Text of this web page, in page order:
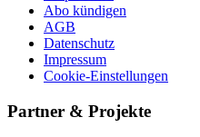
Abo kündigen
AGB
Datenschutz
Impressum
Cookie-Einstellungen
Partner & Projekte